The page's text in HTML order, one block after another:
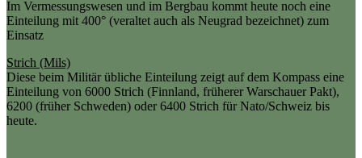
Im Vermessungswesen und im Bergbau kommt heute noch eine
Einteilung mit 400° (veraltet auch als Neugrad bezeichnet) zum
Einsatz
Strich (Mils)
Diese beim Militär übliche Einteilung zeigt auf dem Kompass eine
Einteilung von 6000 Strich (Finnland, früherer Warschauer Pakt),
6200 (früher Schweden) oder 6400 Strich für Nato/Schweiz bis
heute.